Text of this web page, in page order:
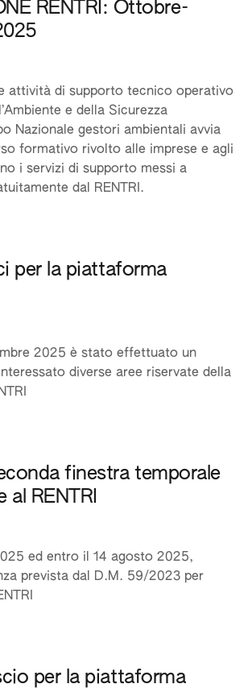
RENTRI: Ottobre-
attività di supporto tecnico operativo
e della Sicurezza
Nazionale gestori ambientali avvia
formativo rivolto alle imprese e agli
i servizi di supporto messi a
dal RENTRI.
il testo del documento
per la piattaforma
2025 è stato effettuato un
diverse aree riservate della
il testo del documento
finestra temporale
al RENTRI
ed entro il 14 agosto 2025,
prevista dal D.M. 59/2023 per
il testo del documento
per la piattaforma